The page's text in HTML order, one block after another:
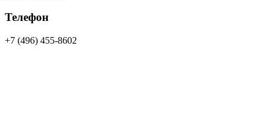
Телефон
+7 (496) 455-8602